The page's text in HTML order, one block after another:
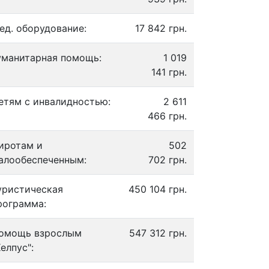
оборудование: 17 842 грн.
помощь:
1 019
141 грн.
с инвалидностью:
2 611
466 грн.
и
502
702 грн.
450 104 грн.
взрослым
547 312 грн.